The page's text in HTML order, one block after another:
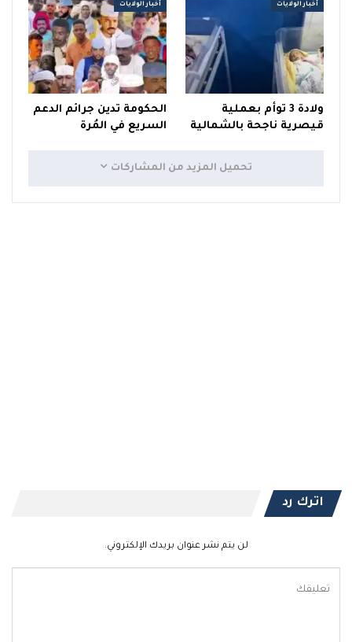
أخبار الولايات
ولادة 3 توأم بعملية
قيصرية ناجحة بالشمالية
أخبار الولايات
الحكومة تدين جرائم الدعم
السريع في المُرة
تحميل المزيد من المشاركات
اترك رد
لن يتم نشر عنوان بريدك الإلكتروني.